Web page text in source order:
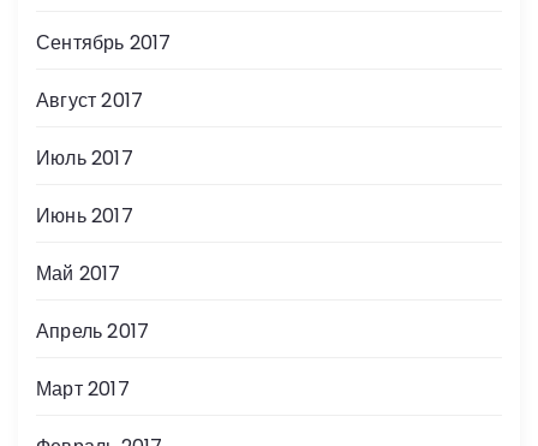
Сентябрь 2017
Август 2017
Июль 2017
Июнь 2017
Май 2017
Апрель 2017
Март 2017